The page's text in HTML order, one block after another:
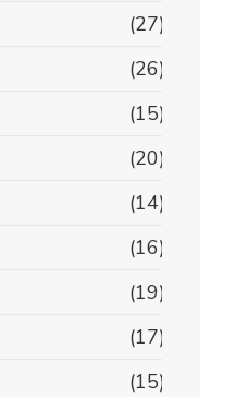
(27)
(26)
(15)
(20)
(14)
(16)
(19)
(17)
(15)